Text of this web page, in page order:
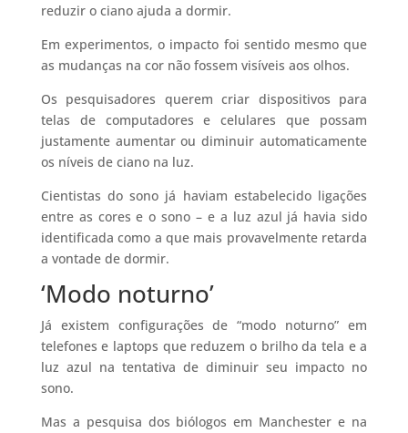
reduzir o ciano ajuda a dormir.
Em experimentos, o impacto foi sentido mesmo que
as mudanças na cor não fossem visíveis aos olhos.
Os pesquisadores querem criar dispositivos para
telas de computadores e celulares que possam
justamente aumentar ou diminuir automaticamente
os níveis de ciano na luz.
Cientistas do sono já haviam estabelecido ligações
entre as cores e o sono – e a luz azul já havia sido
identificada como a que mais provavelmente retarda
a vontade de dormir.
‘Modo noturno’
Já existem configurações de “modo noturno” em
telefones e laptops que reduzem o brilho da tela e a
luz azul na tentativa de diminuir seu impacto no
sono.
Mas a pesquisa dos biólogos em Manchester e na